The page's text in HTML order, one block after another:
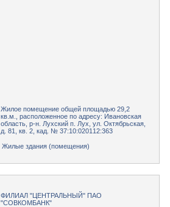
Жилое помещение общей площадью 29,2
кв.м., расположенное по адресу: Ивановская
область, р-н. Лухский п. Лух, ул. Октябрьская,
д. 81, кв. 2, кад. № 37:10:020112:363
Жилые здания (помещения)
ФИЛИАЛ "ЦЕНТРАЛЬНЫЙ" ПАО
"СОВКОМБАНК"